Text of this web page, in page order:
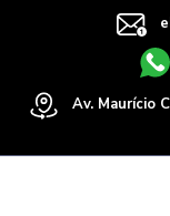
Av. Maurício